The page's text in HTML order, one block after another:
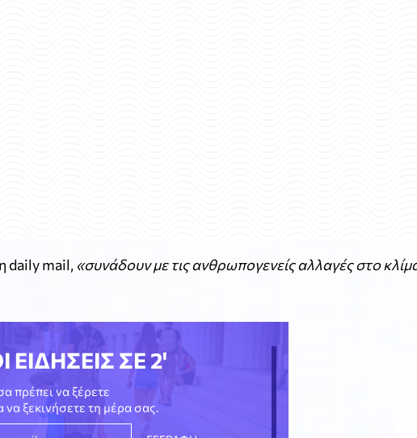
daily mail, «συνάδουν με τις ανθρωπογενείς αλλαγές στο
ΕΙΔΗΣΕΙΣ ΣΕ 2'
πρέπει να ξέρετε
να ξεκινήσετε τη μέρα σας.